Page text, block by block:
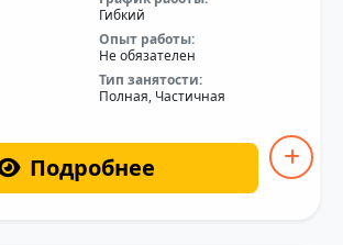
Гибкий
Опыт работы:
Не обязателен
Тип занятости:
Полная, Частичная
Подробнее